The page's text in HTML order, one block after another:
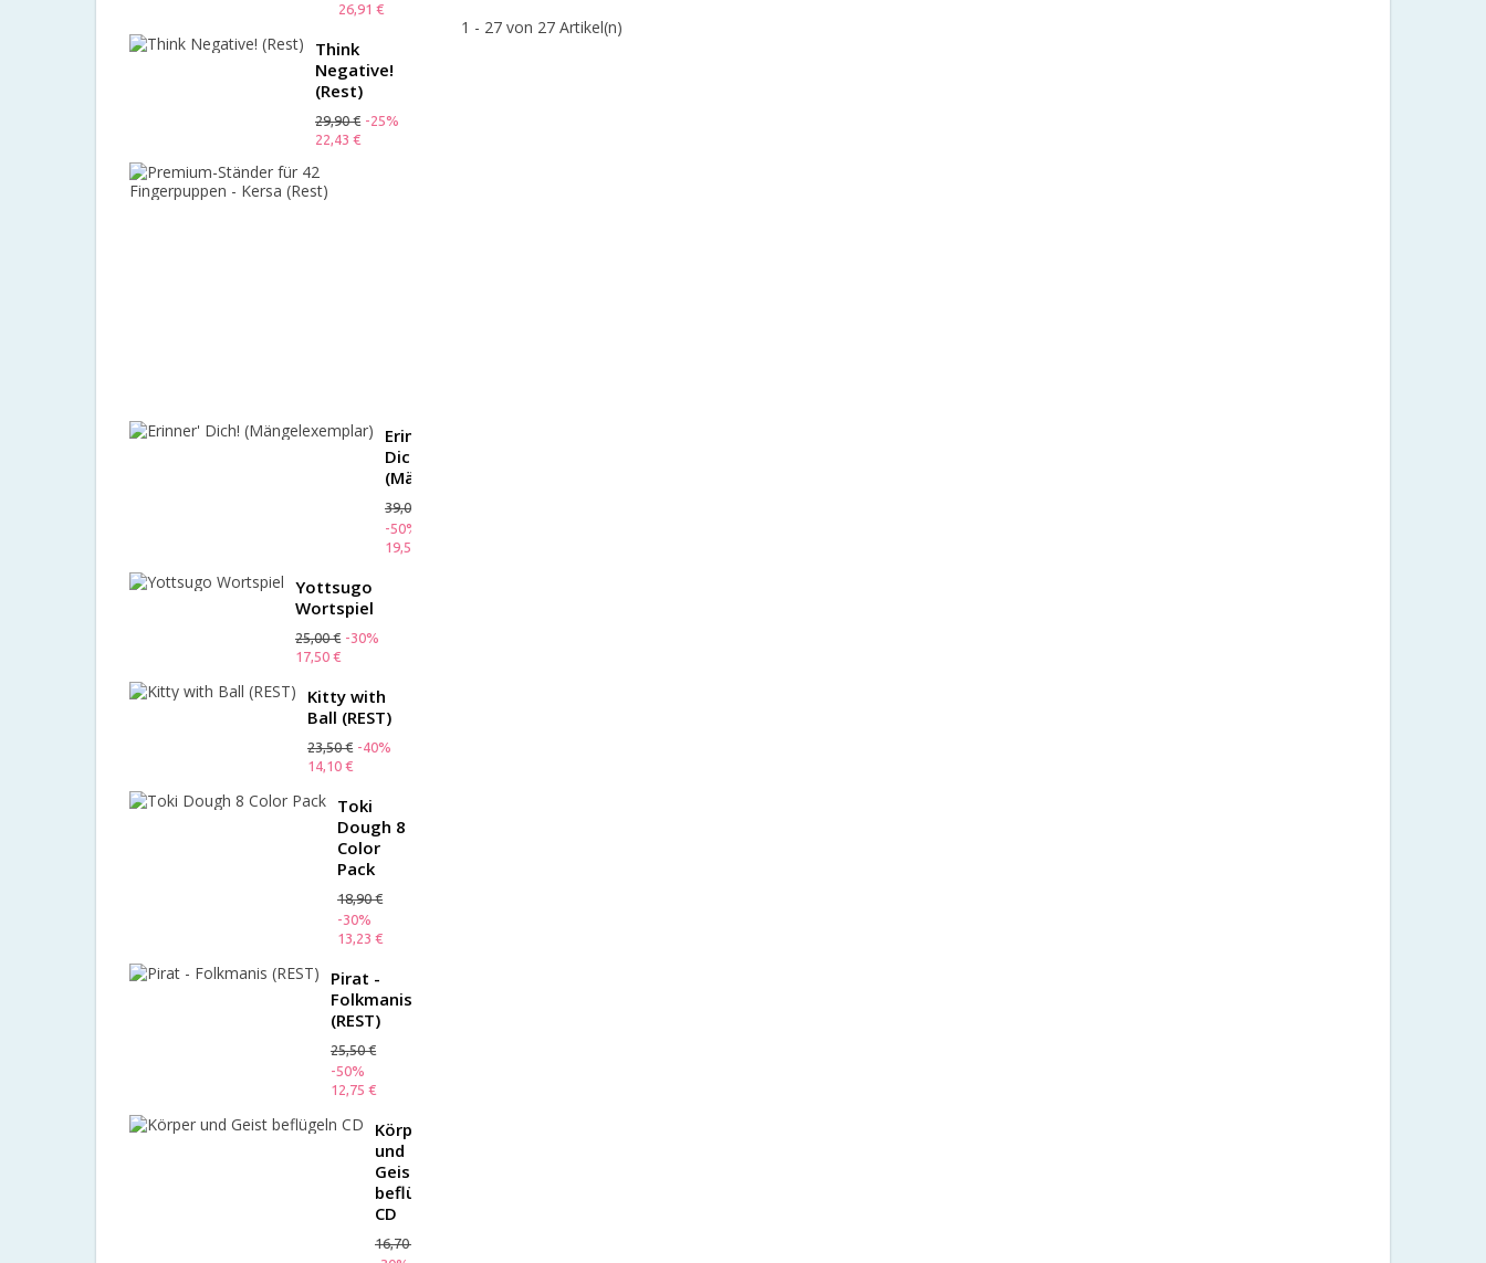
26,91 €
Think
Negative!
(Rest)
29,90 € -25%
22,43 €
Erinner'
Dich!
(Mängelexemplar)
39,00 €
-50%
19,50 €
Yottsugo
Wortspiel
25,00 € -30%
17,50 €
Kitty with
Ball (REST)
23,50 € -40%
14,10 €
Toki
Dough 8
Color
Pack
18,90 €
-30%
13,23 €
Pirat -
Folkmanis
(REST)
25,50 €
-50%
12,75 €
Körper
und
Geist
beflügeln
CD
16,70 €
1 - 27 von 27 Artikel(n)